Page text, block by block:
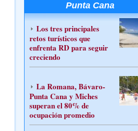
Punta Cana
Los tres principales
retos turísticos que
enfrenta RD para seguir
creciendo
La Romana, Bávaro-
Punta Cana y Miches
superan el 80% de
ocupación promedio